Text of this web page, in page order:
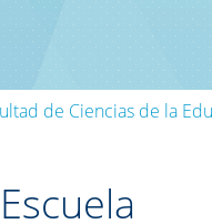
de Ciencias de la